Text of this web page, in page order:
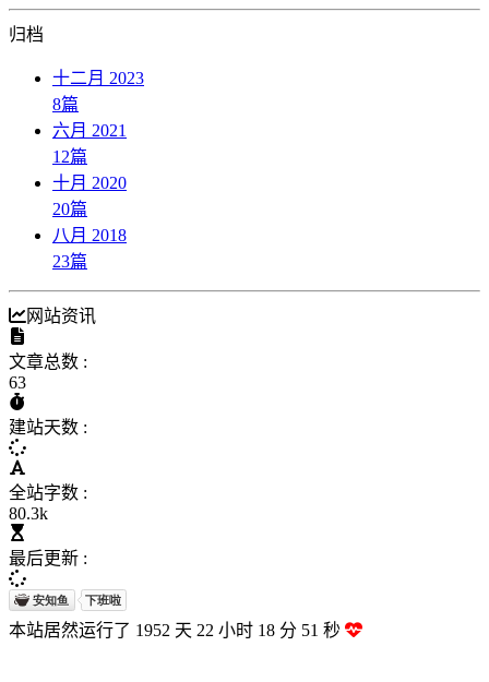
归档
十二月 2023
8篇
六月 2021
12篇
十月 2020
20篇
八月 2018
23篇
网站资讯
文章总数 :
63
建站天数 :
全站字数 :
80.3k
最后更新 :
本站居然运行了 1952 天 22 小时 18 分 52 秒